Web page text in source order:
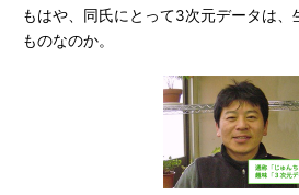
もはや、同氏にとって3次元データは
ものなのか。